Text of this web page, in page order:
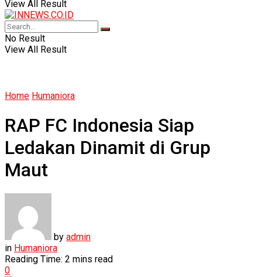
View All Result
No Result
View All Result
Home Humaniora
RAP FC Indonesia Siap
Ledakan Dinamit di Grup
Maut
by admin
in Humaniora
Reading Time: 2 mins read
0